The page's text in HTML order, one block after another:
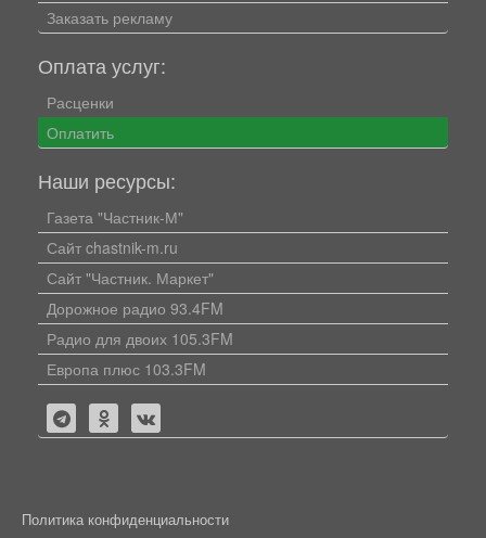
Заказать рекламу
Оплата услуг:
Расценки
Оплатить
Наши ресурсы:
Газета "Частник-М"
Сайт chastnik-m.ru
Сайт "Частник. Маркет"
Дорожное радио 93.4FM
Радио для двоих 105.3FM
Европа плюс 103.3FM
Политика конфиденциальности